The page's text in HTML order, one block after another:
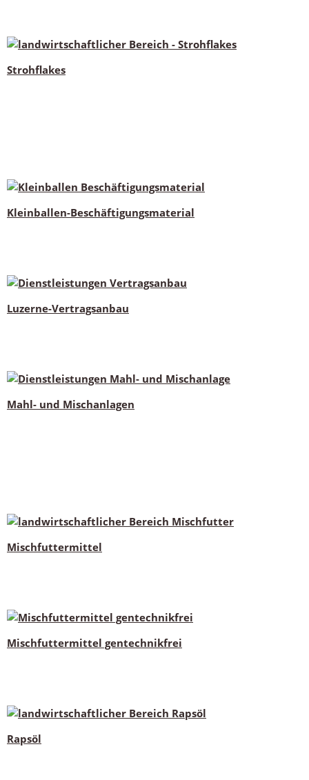
Strohflakes
Kleinballen-Beschäftigungsmaterial
Luzerne-Vertragsanbau
Mahl- und Mischanlagen
Mischfuttermittel
Mischfuttermittel gentechnikfrei
Rapsöl